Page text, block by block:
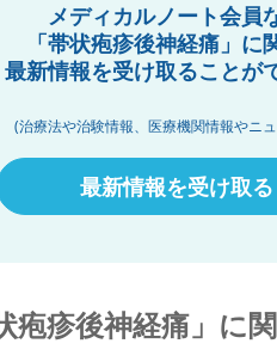
メディカルノート会員
「帯状疱疹後神経痛」に
最新情報を受け取ることが
(治療法や治験情報、医療機関情報やニ
最新情報を受け取る
疱疹後神経痛」に